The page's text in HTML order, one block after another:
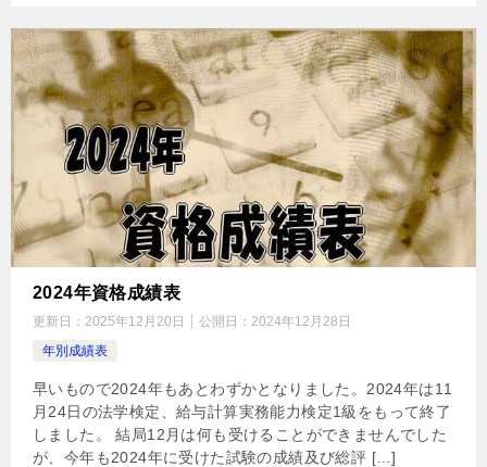
2024年資格成績表
更新日： 2025年12月20日 公開日： 2024年12月28日
年別成績表
早いもので2024年もあとわずかとなりました。2024年は11
月24日の法学検定、給与計算実務能力検定1級をもって終了
しました。 結局12月は何も受けることができませんでした
が、今年も2024年に受けた試験の成績及び総評 […]